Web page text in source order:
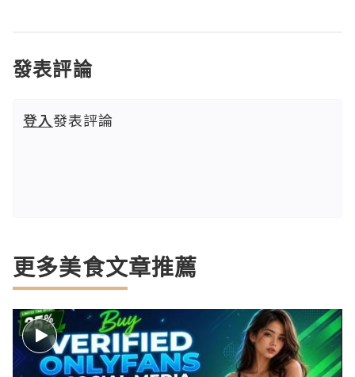
發表評論
登入發表評論
更多美食文章推薦